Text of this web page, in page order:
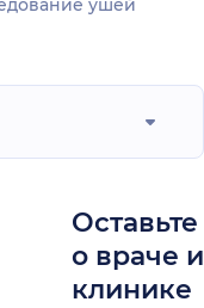
ушей
о враче
клинике